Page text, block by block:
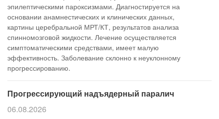
эпилептическими пароксизмами. Диагностируется на
основании анамнестических и клинических данных,
картины церебральной МРТ/КТ, результатов анализа
спинномозговой жидкости. Лечение осуществляется
симптоматическими средствами, имеет малую
эффективность. Заболевание склонно к неуклонному
прогрессированию.
Прогрессирующий надъядерный паралич
06.08.2026